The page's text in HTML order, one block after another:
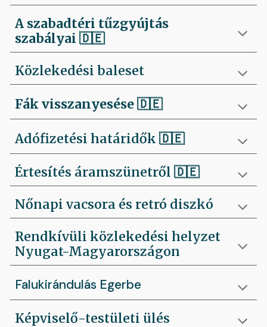
A szabadtéri tűzgyújtás
szabályai🇩🇪
Közlekedési baleset
Fák visszanyesése🇩🇪
Adófizetési határidők 🇩🇪
Értesítés áramszünetről 🇩🇪
Nőnapi vacsora és retró diszkó
Rendkívüli közlekedési helyzet
Nyugat-Magyarországon
Falukirándulás Egerbe
Képviselő-testületi ülés